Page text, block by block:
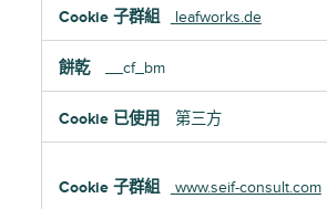
leafworks.de
__cf_bm
第三方
www.seif-consult.com